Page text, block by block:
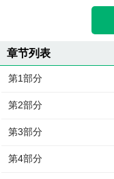
章节列表
第1部分
第2部分
第3部分
第4部分